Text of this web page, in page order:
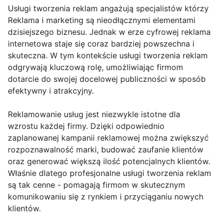
Usługi tworzenia reklam angażują specjalistów którzy
Reklama i marketing są nieodłącznymi elementami
dzisiejszego biznesu. Jednak w erze cyfrowej reklama
internetowa staje się coraz bardziej powszechna i
skuteczna. W tym kontekście usługi tworzenia reklam
odgrywają kluczową rolę, umożliwiając firmom
dotarcie do swojej docelowej publiczności w sposób
efektywny i atrakcyjny.
Reklamowanie usług jest niezwykle istotne dla
wzrostu każdej firmy. Dzięki odpowiednio
zaplanowanej kampanii reklamowej można zwiększyć
rozpoznawalność marki, budować zaufanie klientów
oraz generować większą ilość potencjalnych klientów.
Właśnie dlatego profesjonalne usługi tworzenia reklam
są tak cenne - pomagają firmom w skutecznym
komunikowaniu się z rynkiem i przyciąganiu nowych
klientów.